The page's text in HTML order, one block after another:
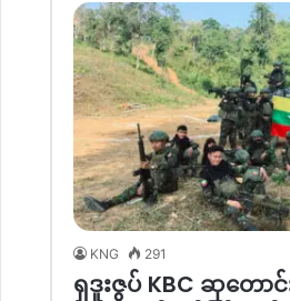
KNG 291
ရှဒူးဇွပ် KBC ဆုတော